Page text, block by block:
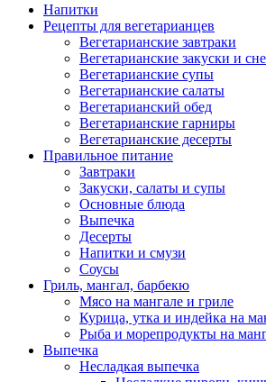
Напитки
Рецепты для вегетарианцев
Вегетарианские завтраки
Вегетарианские закуски и
Вегетарианские супы
Вегетарианские салаты
Вегетарианский обед
Вегетарианские гарниры
Вегетарианские десерты
Правильное питание
Завтраки
Закуски, салаты и супы
Основные блюда
Выпечка
Десерты
Напитки и смузи
Соусы
Гриль, мангал, барбекю
Мясо на мангале и гриле
Курица, утка и индейка на
Рыба и морепродукты на
Выпечка
Несладкая выпечка